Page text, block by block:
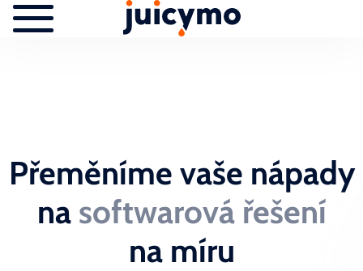
Přeměníme vaše nápady
na softwarová řešení
na míru